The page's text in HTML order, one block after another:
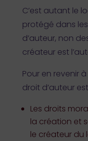
C’est autant le
protégé dans
d’auteur, non
créateur est
Pour en revenir
droit d’auteur
Les droits
la création et
le créateur du